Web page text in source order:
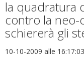
la quadratura
contro la neo-
schiererà gli
10-10-2009 alle 16:17:03